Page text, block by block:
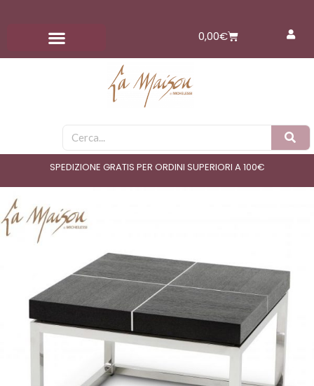
contenuto
0,00€Carrello
Cerca
SPEDIZIONE GRATIS PER ORDINI SUPERIORI A 100€